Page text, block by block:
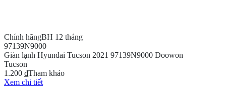
Chính hãngBH 12 tháng
97139N9000
Giàn lạnh Hyundai Tucson 2021 97139N9000 Doowon
Tucson
1.200 ₫Tham khảo
Xem chi tiết